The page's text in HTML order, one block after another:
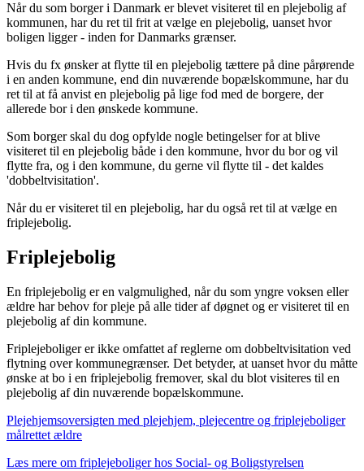
Når du som borger i Danmark er blevet visiteret til en plejebolig af
kommunen, har du ret til frit at vælge en plejebolig, uanset hvor
boligen ligger - inden for Danmarks grænser.
Hvis du fx ønsker at flytte til en plejebolig tættere på dine pårørende
i en anden kommune, end din nuværende bopælskommune, har du
ret til at få anvist en plejebolig på lige fod med de borgere, der
allerede bor i den ønskede kommune.
Som borger skal du dog opfylde nogle betingelser for at blive
visiteret til en plejebolig både i den kommune, hvor du bor og vil
flytte fra, og i den kommune, du gerne vil flytte til - det kaldes
'dobbeltvisitation'.
Når du er visiteret til en plejebolig, har du også ret til at vælge en
friplejebolig.
Friplejebolig
En friplejebolig er en valgmulighed, når du som yngre voksen eller
ældre har behov for pleje på alle tider af døgnet og er visiteret til en
plejebolig af din kommune.
Friplejeboliger er ikke omfattet af reglerne om dobbeltvisitation ved
flytning over kommunegrænser. Det betyder, at uanset hvor du måtte
ønske at bo i en friplejebolig fremover, skal du blot visiteres til en
plejebolig af din nuværende bopælskommune.
Plejehjemsoversigten med plejehjem, plejecentre og friplejeboliger
målrettet ældre
Læs mere om friplejeboliger hos Social- og Boligstyrelsen